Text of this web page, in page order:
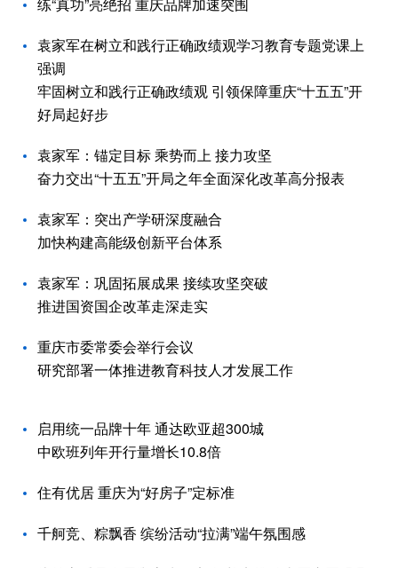
袁家军在树立和践行正确政绩观学习教育专题党课上
强调
牢固树立和践行正确政绩观 引领保障重庆“十五五”开
好局起好步
袁家军：锚定目标 乘势而上 接力攻坚
奋力交出“十五五”开局之年全面深化改革高分报表
袁家军：突出产学研深度融合
加快构建高能级创新平台体系
袁家军：巩固拓展成果 接续攻坚突破
推进国资国企改革走深走实
重庆市委常委会举行会议
研究部署一体推进教育科技人才发展工作
启用统一品牌十年 通达欧亚超300城
中欧班列年开行量增长10.8倍
住有优居 重庆为“好房子”定标准
千舸竞、粽飘香 缤纷活动“拉满”端午氛围感